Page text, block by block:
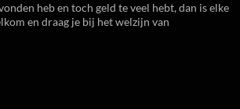
heb en toch geld te veel hebt, dan is elke
en draag je bij het welzijn van